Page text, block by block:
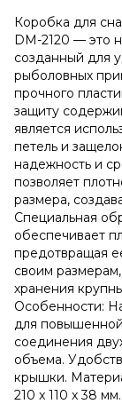
Коробка для
DM-2120 — это
созданный для
рыболовных
прочного
защиту
является
петель и
надежность и
позволяет
размера,
Специальная
обеспечивает
предотвращая
своим
хранения
Особенности:
для
соединения
объема.
крышки.
210 x 110 x 38 мм.